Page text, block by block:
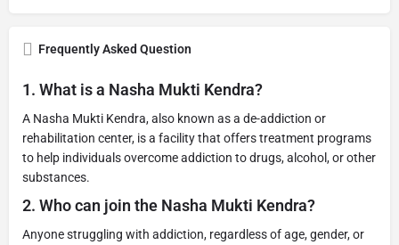
Frequently Asked Question
1. What is a Nasha Mukti Kendra?
A Nasha Mukti Kendra, also known as a de-addiction or
rehabilitation center, is a facility that offers treatment programs
to help individuals overcome addiction to drugs, alcohol, or other
substances.
2. Who can join the Nasha Mukti Kendra?
Anyone struggling with addiction, regardless of age, gender, or